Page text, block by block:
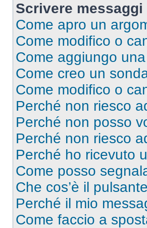
Scrivere messaggi
Come apro un
Come modifico o
Come aggiungo
Come creo un
Come modifico o
Perché non riesco
Perché non posso
Perché non riesco
Perché ho ricevuto
Come posso
Che cos’è il
Perché il mio
Come faccio a